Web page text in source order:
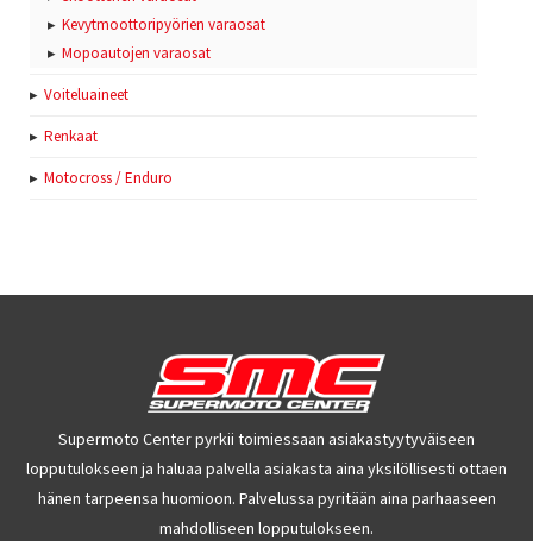
Kevytmoottoripyörien varaosat
Mopoautojen varaosat
Voiteluaineet
Renkaat
Motocross / Enduro
Supermoto Center pyrkii toimiessaan asiakastyytyväiseen
lopputulokseen ja haluaa palvella asiakasta aina yksilöllisesti ottaen
hänen tarpeensa huomioon. Palvelussa pyritään aina parhaaseen
mahdolliseen lopputulokseen.